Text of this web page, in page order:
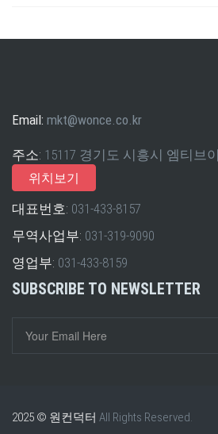
Email: mkt@wonce.co.kr
주소: 15117 경기도 시흥시 엠티브
위치보기
대표번호: 031-433-8157
무역사업부: 031-319-9090
영업부: 031-433-8159
SUBSCRIBE TO NEWSLETTER
2025 © 원컨덕터 All Rights Reserved.